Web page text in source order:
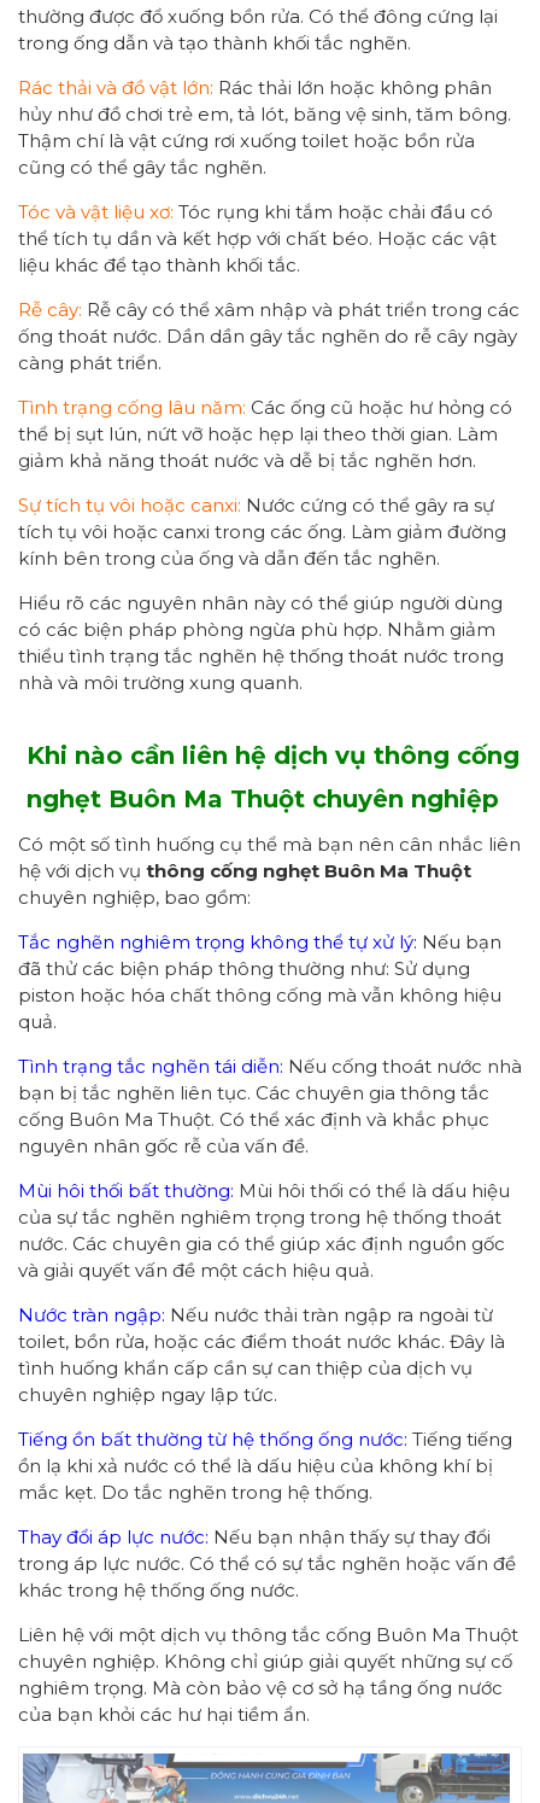
thường được đổ xuống bồn rửa. Có thể đông cứng lại
trong ống dẫn và tạo thành khối tắc nghẽn.
Rác thải và đồ vật lớn: Rác thải lớn hoặc không phân
hủy như đồ chơi trẻ em, tả lót, băng vệ sinh, tăm bông.
Thậm chí là vật cứng rơi xuống toilet hoặc bồn rửa
cũng có thể gây tắc nghẽn.
Tóc và vật liệu xơ: Tóc rụng khi tắm hoặc chải đầu có
thể tích tụ dần và kết hợp với chất béo. Hoặc các vật
liệu khác để tạo thành khối tắc.
Rễ cây: Rễ cây có thể xâm nhập và phát triển trong các
ống thoát nước. Dần dần gây tắc nghẽn do rễ cây ngày
càng phát triển.
Tình trạng cống lâu năm: Các ống cũ hoặc hư hỏng có
thể bị sụt lún, nứt vỡ hoặc hẹp lại theo thời gian. Làm
giảm khả năng thoát nước và dễ bị tắc nghẽn hơn.
Sự tích tụ vôi hoặc canxi: Nước cứng có thể gây ra sự
tích tụ vôi hoặc canxi trong các ống. Làm giảm đường
kính bên trong của ống và dẫn đến tắc nghẽn.
Hiểu rõ các nguyên nhân này có thể giúp người dùng
có các biện pháp phòng ngừa phù hợp. Nhằm giảm
thiểu tình trạng tắc nghẽn hệ thống thoát nước trong
nhà và môi trường xung quanh.
Khi nào cần liên hệ dịch vụ thông cống
nghẹt Buôn Ma Thuột chuyên nghiệp
Có một số tình huống cụ thể mà bạn nên cân nhắc liên
hệ với dịch vụ thông cống nghẹt Buôn Ma Thuột
chuyên nghiệp, bao gồm:
Tắc nghẽn nghiêm trọng không thể tự xử lý: Nếu bạn
đã thử các biện pháp thông thường như: Sử dụng
piston hoặc hóa chất thông cống mà vẫn không hiệu
quả.
Tình trạng tắc nghẽn tái diễn: Nếu cống thoát nước nhà
bạn bị tắc nghẽn liên tục. Các chuyên gia thông tắc
cống Buôn Ma Thuột. Có thể xác định và khắc phục
nguyên nhân gốc rễ của vấn đề.
Mùi hôi thối bất thường: Mùi hôi thối có thể là dấu hiệu
của sự tắc nghẽn nghiêm trọng trong hệ thống thoát
nước. Các chuyên gia có thể giúp xác định nguồn gốc
và giải quyết vấn đề một cách hiệu quả.
Nước tràn ngập: Nếu nước thải tràn ngập ra ngoài từ
toilet, bồn rửa, hoặc các điểm thoát nước khác. Đây là
tình huống khẩn cấp cần sự can thiệp của dịch vụ
chuyên nghiệp ngay lập tức.
Tiếng ồn bất thường từ hệ thống ống nước: Tiếng tiếng
ồn lạ khi xả nước có thể là dấu hiệu của không khí bị
mắc kẹt. Do tắc nghẽn trong hệ thống.
Thay đổi áp lực nước: Nếu bạn nhận thấy sự thay đổi
trong áp lực nước. Có thể có sự tắc nghẽn hoặc vấn đề
khác trong hệ thống ống nước.
Liên hệ với một dịch vụ thông tắc cống Buôn Ma Thuột
chuyên nghiệp. Không chỉ giúp giải quyết những sự cố
nghiêm trọng. Mà còn bảo vệ cơ sở hạ tầng ống nước
của bạn khỏi các hư hại tiềm ẩn.